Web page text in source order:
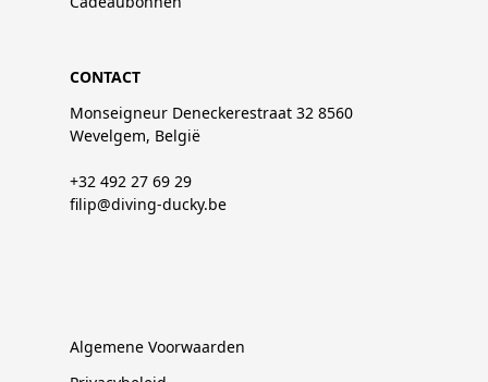
CONTACT
Monseigneur Deneckerestraat 32 8560
Wevelgem, België
+32 492 27 69 29
filip@diving-ducky.be
Algemene Voorwaarden